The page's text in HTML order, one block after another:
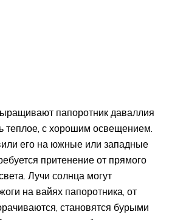
папоротник даваллия
теплое, с хорошим освещением.
его на южные или западные
притенение от прямого
Лучи солнца могут
на вайях папоротника, от
становятся бурыми